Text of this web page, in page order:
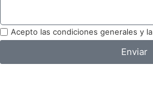
Acepto las condiciones generales y la
Enviar